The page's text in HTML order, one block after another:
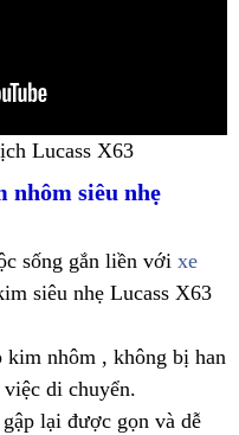
Lucass X63
nhôm siêu nhẹ
sống gắn liền với xe
siêu nhẹ Lucass X63
kim nhôm , không bị han
di chuyển.
lại được gọn và dễ